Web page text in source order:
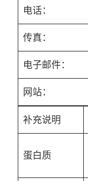
电话：
传真：
电子邮件：
网站：
补充说明
蛋白质